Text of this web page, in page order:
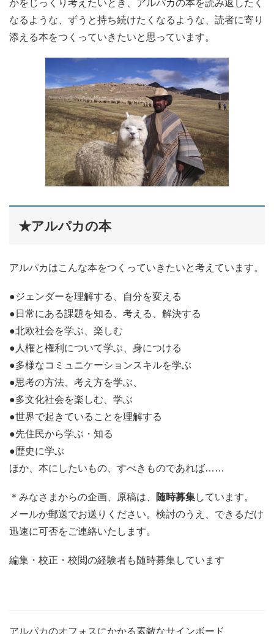
かをじっくり考えたいとき、アルパカの本を読み返したく
なるような、ずうと持ち続けたくなるような、読者に寄り
添える本をつくっていきたいと思っています。
★アルパカの本
アルパカはこんな本をつくっていきたいと考えています。
●ジェンダーを理解する、自分を変える
● 日常にある課題を知る、考える、解決する
●北欧社会を学ぶ、楽しむ
●人権と権利について学ぶ、身につける
●多様なコミュニケーションスキルを学ぶ
●思考の方法、考え方を学ぶ、
●多文化社会を楽しむ、学ぶ
●世界で起きていることを理解する
●先住民から学ぶ・知る
●歴史に学ぶ
ほか、本にしたいもの、すべきものであれば……
＊みなさまからの企画、原稿は、 随時募集しています。
メールか郵送でお送りください。検討のうえ、できるだけ
迅速に可否をご連絡いたします。
編集・校正・校閲の経験者も随時募集しています
アルパカのオフォスにかかる素敵なサインボード